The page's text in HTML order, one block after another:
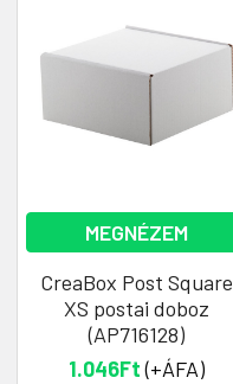
MEGNÉZEM
CreaBox Post Square
XS postai doboz
(AP716128)
1.046Ft(+ÁFA)